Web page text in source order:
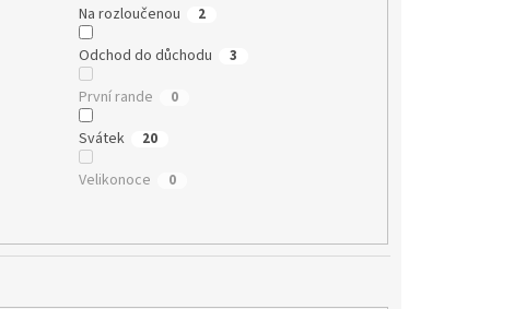
Na rozloučenou 2
Odchod do důchodu 3
První rande 0
Svátek 20
Velikonoce 0